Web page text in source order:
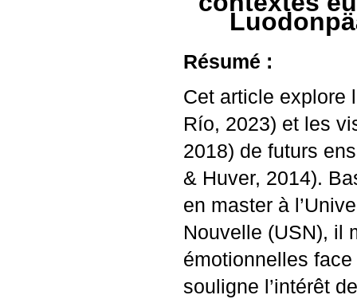
Résumé :
Cet article explore
Río, 2023) et les
2018) de futurs
& Huver, 2014).
en master à
Nouvelle (USN), il
émotionnelles
souligne l’intérêt